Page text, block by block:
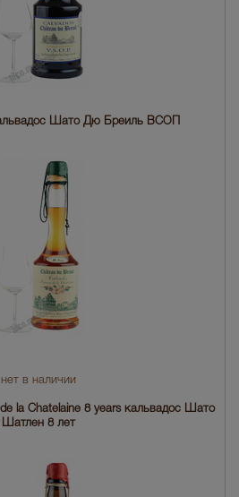
Шато Дю Бреиль ВСОП
нет в наличии
la Chatelaine 8 years кальвадос Шато
8 лет